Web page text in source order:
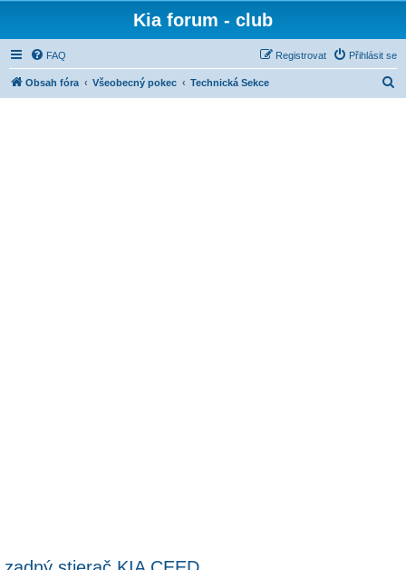
Kia forum - club
FAQ Přihlásit se
Registrovat
Obsah fóra Všeobecný pokec Technická Sekce